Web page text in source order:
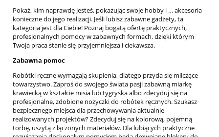
Pokaż, kim naprawdę jesteś, pokazując swoje hobby i … akcesoria
konieczne do jego realizacji. Jeśli lubisz zabawne gadżety, ta
kategoria jest dla Ciebie! Poznaj bogatą ofertę praktycznych,
profesjonalnych pomocy w zabawnych formach, dzięki którym
Twoja praca stanie się przyjemniejsza i ciekawsza.
Zabawna pomoc
Robótki ręczne wymagają skupienia, dlatego przyda się milczące
towarzystwo. Zaproś do swojego świata pasji zabawną miarkę
krawiecką w kształcie misia lub tygryska albo zdecyduj się na
profesjonalne, zdobione nożyczki do robótek ręcznych. Szukasz
bezpiecznego miejsca dla przechowywania aktualnie
realizowanych projektów? Zdecyduj się na kolorową, pojemną
torbę, uszytą z łączonych materiałów. Dla lubiących praktyczne